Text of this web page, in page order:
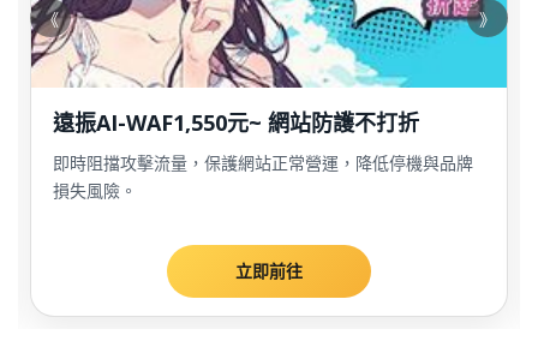
遠振AI-WAF1,550元~ 網站防護不打折
即時阻擋攻擊流量，保護網站正常營運，降低停機與品牌
損失風險。
立即前往
《 》